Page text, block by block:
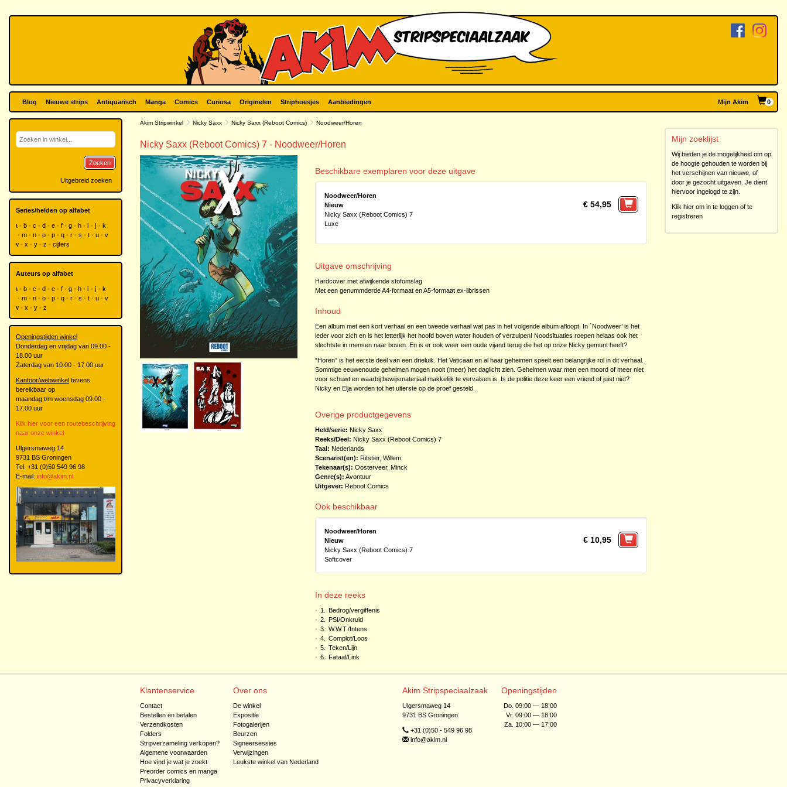
Blog Nieuwe strips Antiquarisch Manga Comics Curiosa Originelen Striphoesjes Aanbiedingen Mijn Akim 0
Akim Stripwinkel Nicky Saxx Nicky Saxx (Reboot Comics) Noodweer/Horen
Nicky Saxx (Reboot Comics) 7 - Noodweer/Horen
Beschikbare exemplaren voor deze uitgave
Noodweer/Horen
Nieuw
Nicky Saxx (Reboot Comics) 7
Luxe
€ 54,95
Uitgave omschrijving
Hardcover met afwijkende stofomslag
Met een genummderde A4-formaat en A5-formaat ex-librissen
Inhoud
Een album met een kort verhaal en een tweede verhaal wat pas in het volgende album afloopt. In ´Noodweer’ is het
ieder voor zich en is het letterlijk het hoofd boven water houden of verzuipen! Noodsituaties roepen helaas ook het
slechtste in mensen naar boven. En is er ook weer een oude vijand terug die het op onze Nicky gemunt heeft?
“Horen” is het eerste deel van een drieluik. Het Vaticaan en al haar geheimen speelt een belangrijke rol in dit verhaal.
Sommige eeuwenoude geheimen mogen nooit (meer) het daglicht zien. Geheimen waar men een moord of meer niet
voor schuwt en waarbij bewijsmateriaal makkelijk te vervalsen is. Is de politie deze keer een vriend of juist niet?
Nicky en Elja worden tot het uiterste op de proef gesteld.
Overige productgegevens
Held/serie: Nicky Saxx
Reeks/Deel: Nicky Saxx (Reboot Comics) 7
Taal: Nederlands
Scenarist(en): Ritstier, Willem
Tekenaar(s): Oosterveer, Minck
Genre(s): Avontuur
Uitgever: Reboot Comics
Ook beschikbaar
Noodweer/Horen
Nieuw
Nicky Saxx (Reboot Comics) 7
Softcover
€ 10,95
In deze reeks
• 1.
Bedrog/vergiffenis
• 2.
PSI/Onkruid
• 3.
W.W.T./Intens
• 4.
Complot/Loos
• 5.
Teken/Lijn
• 6. Fataal/Link
Mijn zoeklijst
Wij bieden je de mogelijkheid om op
de hoogte gehouden te worden bij
het verschijnen van nieuwe, of
door je gezocht uitgaven. Je dient
hiervoor ingelogd te zijn.
Klik hier om in te loggen of te
registreren
Zoeken
Uitgebreid zoeken
Series/helden op alfabet
a b c d e f g h i j
k
m n o p q r s t u
v
w
x y z cijfers
Auteurs op alfabet
a b c d e f g h i j
k
m n o p q r s t u
v
w
x y z
Openingstijden winkel
Donderdag en vrijdag van 09.00 -
18.00 uur
Zaterdag van 10.00 - 17.00 uur
Kantoor/webwinkel tevens
bereikbaar op
maandag t/m woensdag 09.00 -
17.00 uur
Klik hier voor een routebeschrijving
naar onze winkel
Ulgersmaweg 14
9731 BS Groningen
Tel. +31 (0)50 549 96 98
E-mail: info@akim.nl
Klantenservice
Contact
Bestellen en betalen
Verzendkosten
Folders
Stripverzameling verkopen?
Algemene voorwaarden
Hoe vind je wat je zoekt
Preorder comics en manga
Privacyverklaring
Over ons
De winkel
Expositie
Fotogalerijen
Beurzen
Signeersessies
Verwijzingen
Leukste winkel van Nederland
Akim Stripspeciaalzaak
Ulgersmaweg 14
9731 BS Groningen
+31 (0)50 - 549 96 98
info@akim.nl
Openingstijden
Do. 09:00 — 18:00
Vr. 09:00 — 18:00
Za. 10:00 — 17:00